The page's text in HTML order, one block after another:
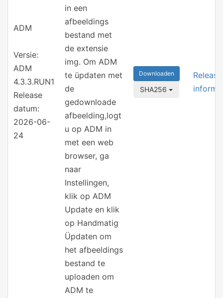
ADM
Versie:
ADM
4.3.3.RUN1
Release
datum:
2026-06-
24
in een
afbeeldings
bestand met
de extensie
img. Om ADM
te üpdaten met
de
gedownloade
afbeelding,logt
u op ADM in
met een web
browser, ga
naar
Instellingen,
klik op ADM
Update en klik
op Handmatig
Üpdaten om
het afbeeldings
bestand te
uploaden om
ADM te
Downloaden
SHA256